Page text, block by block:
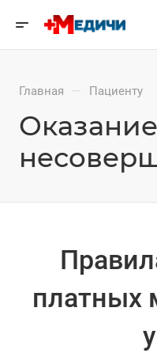
Главная — Пациенту
платных